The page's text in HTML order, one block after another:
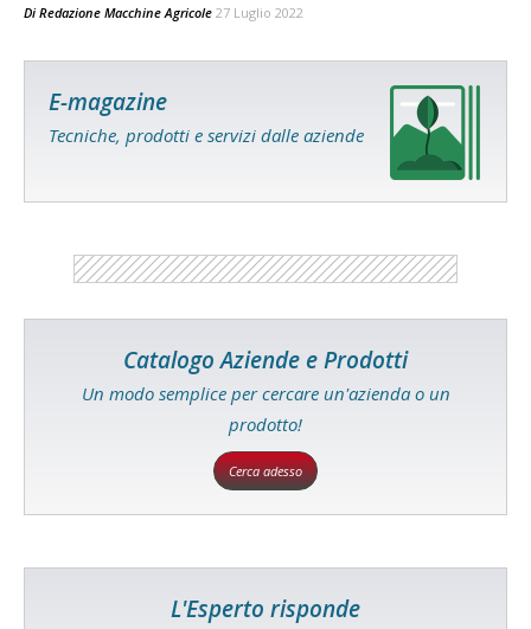
Di Redazione Macchine Agricole 27 Luglio 2022
E-magazine
Tecniche, prodotti e servizi dalle aziende
Catalogo Aziende e Prodotti
Un modo semplice per cercare un'azienda o un
prodotto!
Cerca adesso
L'Esperto risponde